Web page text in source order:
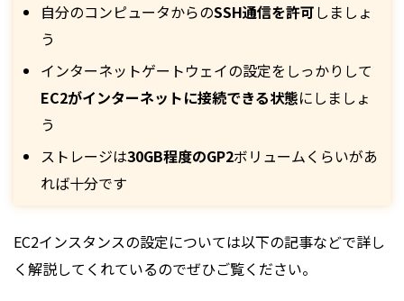
自分のコンピュータからのSSH通信を許可しましょ
う
インターネットゲートウェイの設定をしっかりして
EC2がインターネットに接続できる状態にしましょ
う
ストレージは30GB程度のGP2ボリュームくらいがあ
れば十分です
EC2インスタンスの設定については以下の記事などで詳し
く解説してくれているのでぜひご覧ください。